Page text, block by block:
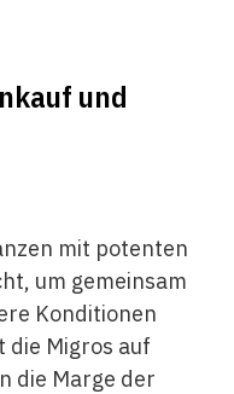
und
mit potenten
um gemeinsam
Konditionen
die Migros auf
die Marge der